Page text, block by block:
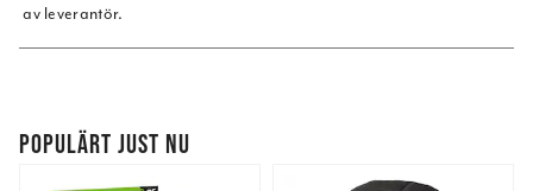
av leverantör.
POPULÄRT JUST NU